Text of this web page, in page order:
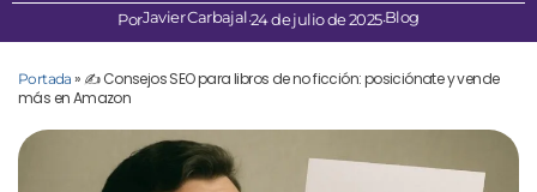
PorJavier Carbajal·24 de julio de 2025·Blog
Portada » ✍️ Consejos SEO para libros de no ficción: posiciónate y vende
más en Amazon